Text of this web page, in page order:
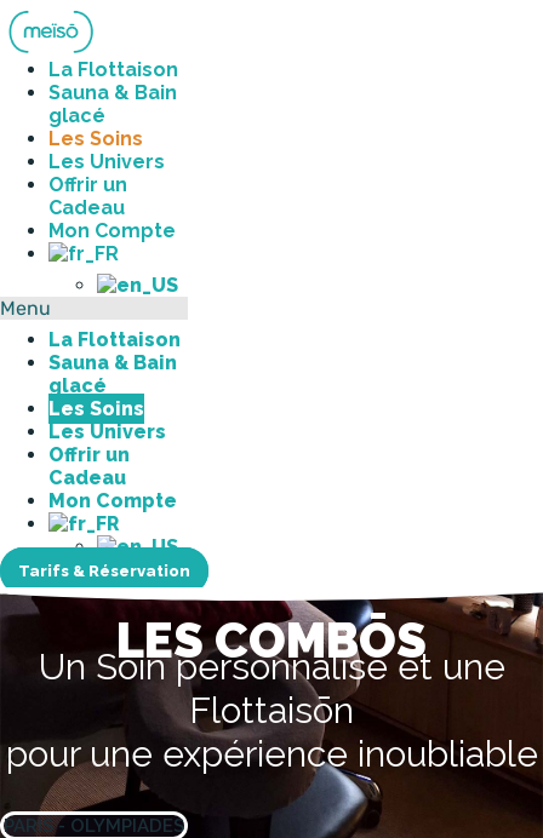
Aller
au
contenu
La Flottaison
Sauna & Bain
glacé
Les Soins
Les Univers
Offrir un
Cadeau
Mon Compte
Menu
La Flottaison
Sauna & Bain
glacé
Les Soins
Les Univers
Offrir un
Cadeau
Mon Compte
Tarifs & Réservation
LES COMBŌS
Un Soin personnalisé et une
Flottaisōn
pour une expérience inoubliable
PARIS - OLYMPIADES